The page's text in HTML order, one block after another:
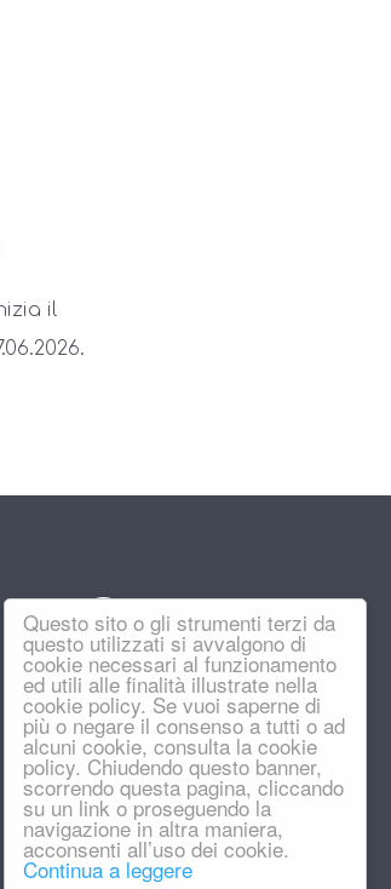
Questo sito o gli strumenti terzi da
questo utilizzati si avvalgono di
cookie necessari al funzionamento
ed utili alle finalità illustrate nella
cookie policy. Se vuoi saperne di
più o negare il consenso a tutti o ad
alcuni cookie, consulta la cookie
policy. Chiudendo questo banner,
scorrendo questa pagina, cliccando
su un link o proseguendo la
navigazione in altra maniera,
acconsenti all’uso dei cookie.
Continua a leggere
il